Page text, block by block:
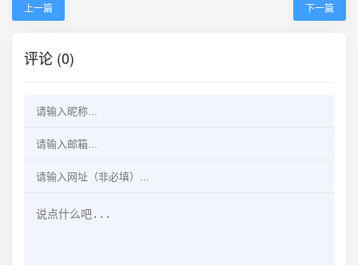
上一篇 下一篇
评论 (0)